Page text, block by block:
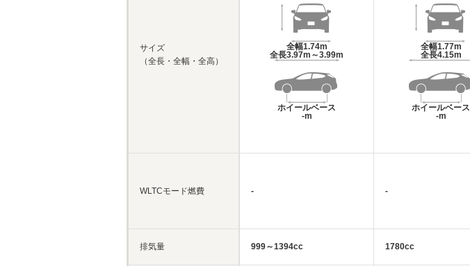
サイズ
（全長・全幅・全高）
WLTCモード燃費
排気量
全幅1.74m
全長3.97m～3.99m
ホイールベース
-m
-
999～1394cc
全幅1.77m
全長4.15m
ホイールベース
-m
-
1780cc